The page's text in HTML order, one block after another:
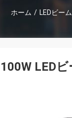
ホーム / LEDビー
100W LED